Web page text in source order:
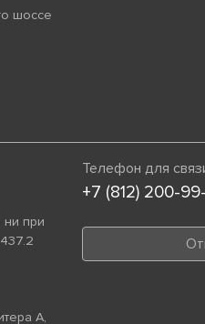
шоссе
ни при
А,
Телефон для
+7 (812) 200-